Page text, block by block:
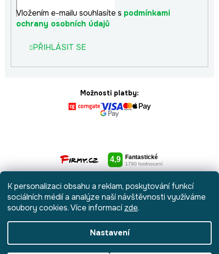
K personalizaci obsahu a reklam, poskytování funkcí
sociálních médií a analýze naší návštěvnosti využíváme
soubory cookies. Více informacízde.
Nastavení
Vložením e-mailu souhlasíte s podmínkami
ochrany osobních údajů
PŘIHLÁSIT SE
Možnosti platby: